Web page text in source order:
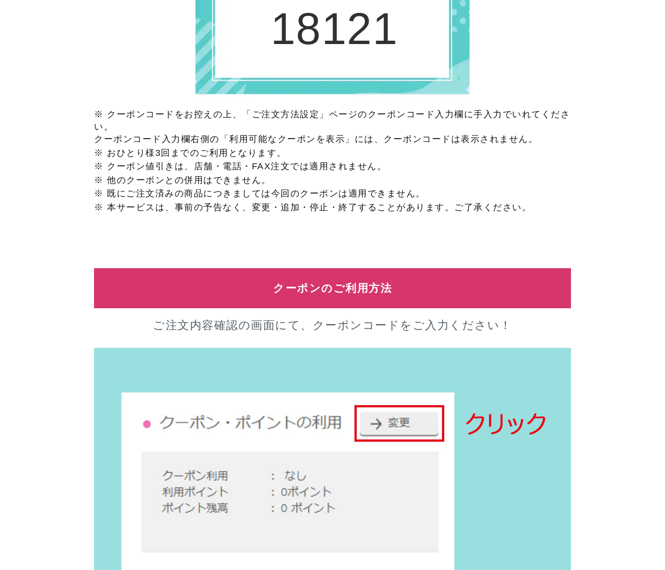
18121
※ クーポンコードをお控えの上、「ご注文方法設定」ページのクーポンコード入力欄に手入力でいれてくださ
い。
クーポンコード入力欄右側の「利用可能なクーポンを表示」には、クーポンコードは表示されません。
※ おひとり様3回までのご利用となります。
※ クーポン値引きは、店舗・電話・FAX注文では適用されません。
※ 他のクーポンとの併用はできません。
※ 既にご注文済みの商品につきましては今回のクーポンは適用できません。
※ 本サービスは、事前の予告なく、変更・追加・停止・終了することがあります。ご了承ください。
クーポンのご利用方法
ご注文内容確認の画面にて、クーポンコードをご入力ください！